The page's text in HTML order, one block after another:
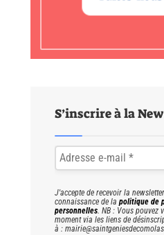
S’inscrire à la
J'accepte de recevoir la
connaissance de la politique de
personnelles. NB : Vous pouvez
moment via les liens de
à :